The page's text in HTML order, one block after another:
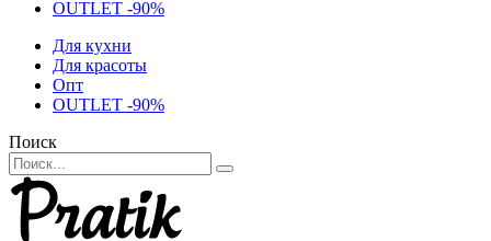
OUTLET -90%
Для кухни
Для красоты
Опт
OUTLET -90%
Поиск